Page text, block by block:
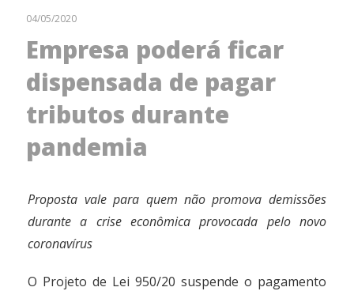
04/05/2020
Empresa poderá ficar
dispensada de pagar
tributos durante
pandemia
Proposta vale para quem não promova demissões
durante a crise econômica provocada pelo novo
coronavírus
O Projeto de Lei 950/20 suspende o pagamento